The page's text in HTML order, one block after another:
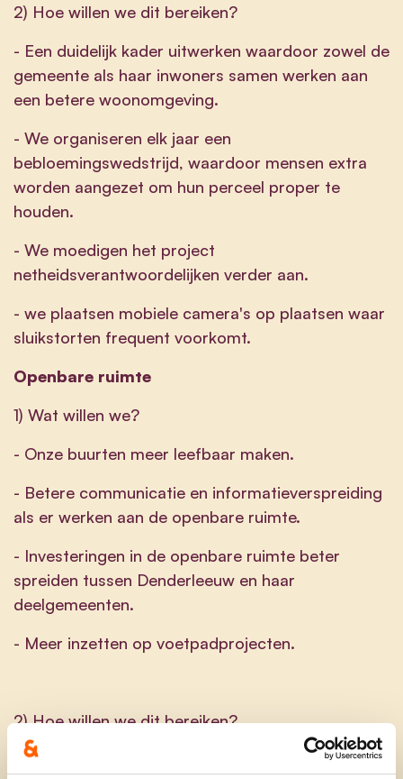
2) Hoe willen we dit bereiken?
- Een duidelijk kader uitwerken waardoor zowel de
gemeente als haar inwoners samen werken aan
een betere woonomgeving.
- We organiseren elk jaar een
bebloemingswedstrijd, waardoor mensen extra
worden aangezet om hun perceel proper te
houden.
- We moedigen het project
netheidsverantwoordelijken verder aan.
- we plaatsen mobiele camera's op plaatsen waar
sluikstorten frequent voorkomt.
Openbare ruimte
1) Wat willen we?
- Onze buurten meer leefbaar maken.
- Betere communicatie en informatieverspreiding
als er werken aan de openbare ruimte.
- Investeringen in de openbare ruimte beter
spreiden tussen Denderleeuw en haar
deelgemeenten.
- Meer inzetten op voetpadprojecten.
2) Hoe willen we dit bereiken?
- Bij een heraanleg van straten of pleinen, moet er